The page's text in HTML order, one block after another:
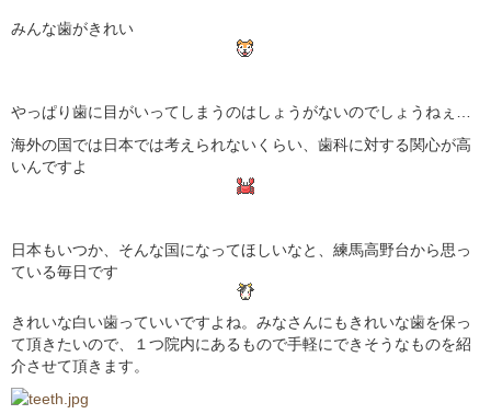
みんな歯がきれい
やっぱり歯に目がいってしまうのはしょうがないのでしょうねぇ…
海外の国では日本では考えられないくらい、歯科に対する関心が高
いんですよ
日本もいつか、そんな国になってほしいなと、練馬高野台から思っ
ている毎日です
きれいな白い歯っていいですよね。みなさんにもきれいな歯を保っ
て頂きたいので、１つ院内にあるもので手軽にできそうなものを紹
介させて頂きます。